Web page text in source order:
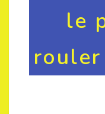
le
rouler